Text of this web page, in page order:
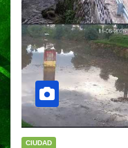
CIUDAD